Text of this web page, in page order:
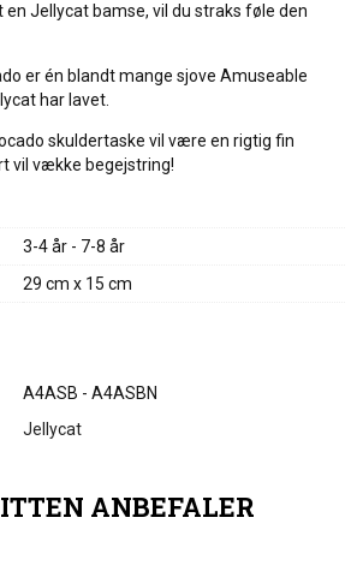
Jellycat bamse, vil du straks føle den
er én blandt mange sjove Amuseable
har lavet.
skuldertaske vil være en rigtig fin
vil vække begejstring!
3-4 år - 7-8 år
29 cm x 15 cm
A4ASB - A4ASBN
Jellycat
ANBEFALER